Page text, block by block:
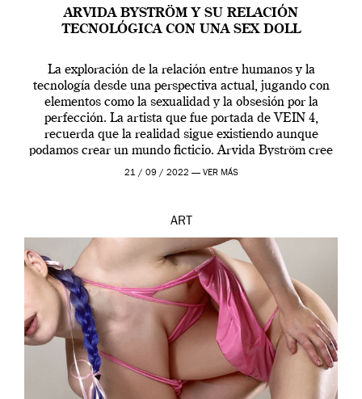
ARVIDA BYSTRÖM Y SU RELACIÓN
TECNOLÓGICA CON UNA SEX DOLL
La exploración de la relación entre humanos y la
tecnología desde una perspectiva actual, jugando con
elementos como la sexualidad y la obsesión por la
perfección. La artista que fue portada de VEIN 4,
recuerda que la realidad sigue existiendo aunque
podamos crear un mundo ficticio. Arvida Byström cree
que los humanos tienen un complejo […]
21 / 09 / 2022 — VER MÁS
ART